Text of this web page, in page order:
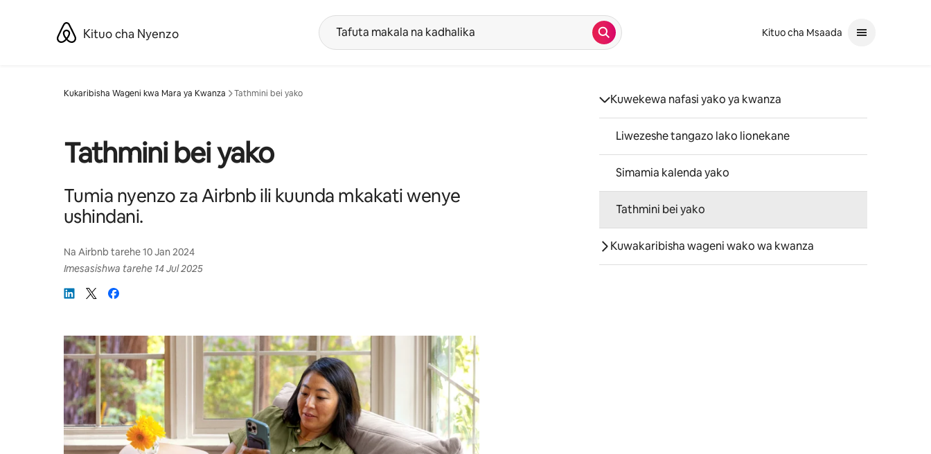
Kituo cha Nyenzo Tafuta Kituo cha Msaada
Kukaribisha Wageni kwa Mara ya Kwanza Tathmini bei yako
Tathmini bei yako
Tumia nyenzo za Airbnb ili kuunda mkakati wenye
ushindani.
Na Airbnb tarehe10 Jan 2024
Imesasishwa tarehe 14 Jul 2025
Kuwekewa nafasi yako ya kwanza
Liwezeshe tangazo lako lionekane
Simamia kalenda yako
Tathmini bei yako
Kuwakaribisha wageni wako wa kwanza